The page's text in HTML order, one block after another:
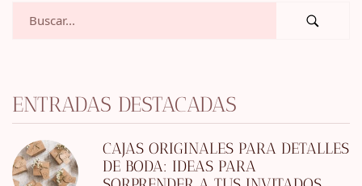
ENTRADAS DESTACADAS
CAJAS ORIGINALES PARA DETALLES
DE BODA: IDEAS PARA